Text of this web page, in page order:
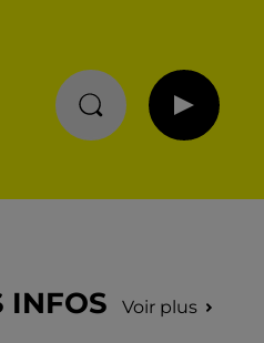
INFOS Voir plus